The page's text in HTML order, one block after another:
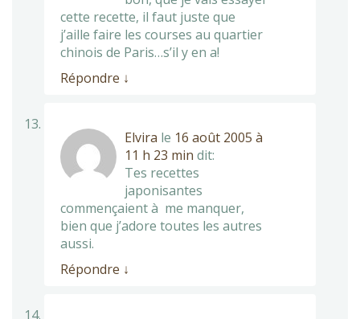
cette recette, il faut juste que
j’aille faire les courses au quartier
chinois de Paris…s’il y en a!
Répondre ↓
Elvira le 16 août 2005 à
11 h 23 min dit:
Tes recettes
japonisantes
commençaient à me manquer,
bien que j’adore toutes les autres
aussi.
Répondre ↓